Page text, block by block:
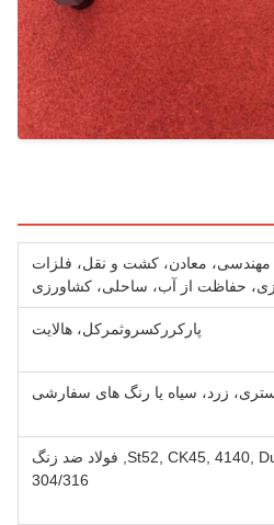
معادن، کشت و نقل، فلزات
از آب، ساحلی، کشاورزی
رکسروثمرکل، هالایت
زرد، سیاه یا رنگ های سفارشی
St52, CK45, 4140, Duplex2205, فولاد ضد زنگ
304/316